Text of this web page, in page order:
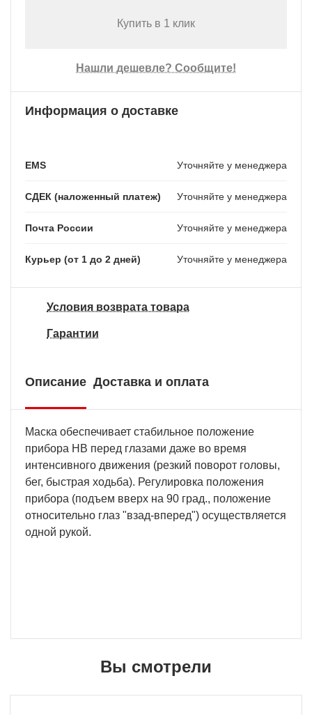
Купить в 1 клик
Нашли дешевле? Сообщите!
Информация о доставке
EMS Уточняйте у менеджера
СДЕК (наложенный платеж) Уточняйте у менеджера
Почта России Уточняйте у менеджера
Курьер (от 1 до 2 дней) Уточняйте у менеджера
Условия возврата товара
Гарантии
Описание Доставка и оплата
Маска обеспечивает стабильное положение
прибора НВ перед глазами даже во время
интенсивного движения (резкий поворот головы,
бег, быстрая ходьба). Регулировка положения
прибора (подъем вверх на 90 град., положение
относительно глаз "взад-вперед") осуществляется
одной рукой.
Вы смотрели